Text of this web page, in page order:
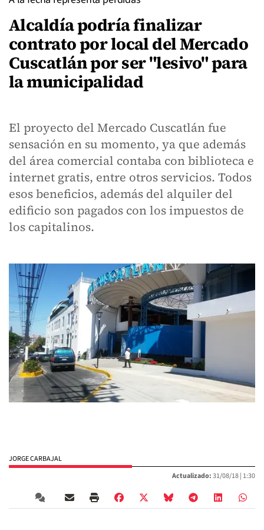
Alcaldía podría finalizar
contrato por local del Mercado
Cuscatlán por ser "lesivo" para
la municipalidad
El proyecto del Mercado Cuscatlán fue
sensación en su momento, ya que además
del área comercial contaba con biblioteca e
internet gratis, entre otros servicios. Todos
esos beneficios, además del alquiler del
edificio son pagados con los impuestos de
los capitalinos.
JORGE CARBAJAL
Actualizado:31/08/18 | 1:30